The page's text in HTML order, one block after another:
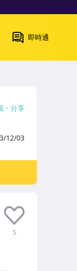
即時通
5
分享
12/03